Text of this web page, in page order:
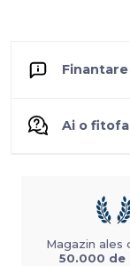
Ai o
Magazin ales
50.000 de